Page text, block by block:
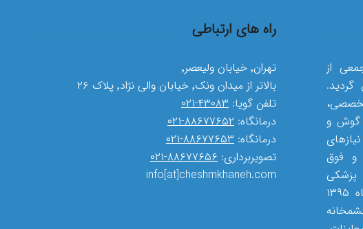
۱۳۸۰ توسط جمعی از
گوش و
و فوق
چشمخانه در بنایی نوساز و مدرن در خردادماه ۱۳۹۵
راه های ارتباطی
تهران٬ خیابان ولیعصر٬
بالاتر از میدان ونک٬ خیابان والی نژاد٬ پلاک ۲۶
تلفن گویا: ۴۳۰۸۳-۰۲۱
درمانگاه: ۸۸۶۷۷۶۵۲-۰۲۱
درمانگاه: ۸۸۶۷۷۶۵۳-۰۲۱
تصویربرداری: ۸۸۶۷۷۶۵۶-۰۲۱
info[at]cheshmkhaneh.com